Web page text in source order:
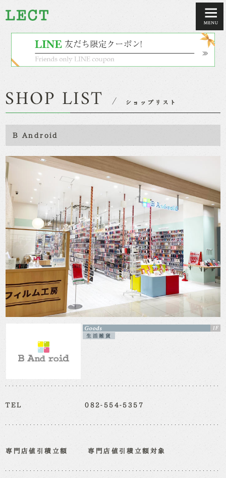
B Android
生活雑貨
TEL 082-554-5357
専門店値引積立額 専門店値引積立額対象